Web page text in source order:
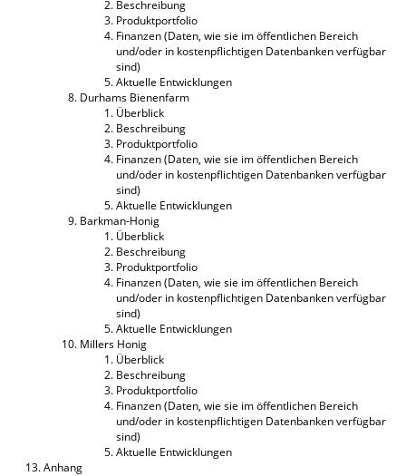
Beschreibung
Produktportfolio
Finanzen (Daten, wie sie im öffentlichen Bereich
und/oder in kostenpflichtigen Datenbanken verfügbar
sind)
Aktuelle Entwicklungen
Durhams Bienenfarm
Überblick
Beschreibung
Produktportfolio
Finanzen (Daten, wie sie im öffentlichen Bereich
und/oder in kostenpflichtigen Datenbanken verfügbar
sind)
Aktuelle Entwicklungen
Barkman-Honig
Überblick
Beschreibung
Produktportfolio
Finanzen (Daten, wie sie im öffentlichen Bereich
und/oder in kostenpflichtigen Datenbanken verfügbar
sind)
Aktuelle Entwicklungen
Millers Honig
Überblick
Beschreibung
Produktportfolio
Finanzen (Daten, wie sie im öffentlichen Bereich
und/oder in kostenpflichtigen Datenbanken verfügbar
sind)
Aktuelle Entwicklungen
Anhang